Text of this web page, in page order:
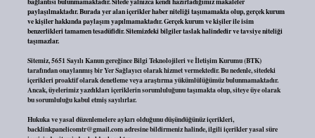
paylaşılmaktadır. Burada yer alan içerikler haber niteliği taşımamakta olup, gerçek kurum
ve kişiler hakkında paylaşım yapılmamaktadır. Gerçek kurum ve kişiler ile isim
benzerlikleri tamamen tesadüfidir. Sitemizdeki bilgiler taslak halindedir ve tavsiye niteliği
taşımazlar.
Sitemiz, 5651 Sayılı Kanun gereğince Bilgi Teknolojileri ve İletişim Kurumu (BTK)
tarafından onaylanmış bir Yer Sağlayıcı olarak hizmet vermektedir. Bu nedenle, sitedeki
içerikleri proaktif olarak denetleme veya araştırma yükümlülüğümüz bulunmamaktadır.
Ancak, üyelerimiz yazdıkları içeriklerin sorumluluğunu taşımakta olup, siteye üye olarak
bu sorumluluğu kabul etmiş sayılırlar.
Hukuka ve yasal düzenlemelere aykırı olduğunu düşündüğünüz içerikleri,
backlinkpanelicomtr@gmail.comadresine bildirmeniz halinde, ilgili içerikler yasal süre